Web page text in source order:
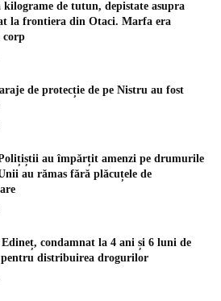
kilograme de tutun, depistate asupra
la frontiera din Otaci. Marfa era
corp
de protecție de pe Nistru au fost
au împărțit amenzi pe drumurile
au rămas fără plăcuțele de
condamnat la 4 ani și 6 luni de
pentru distribuirea drogurilor